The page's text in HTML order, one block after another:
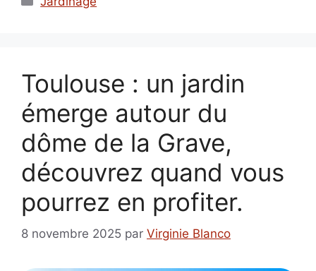
Toulouse : un jardin
émerge autour du
dôme de la Grave,
découvrez quand vous
pourrez en profiter.
8 novembre 2025 par Virginie Blanco